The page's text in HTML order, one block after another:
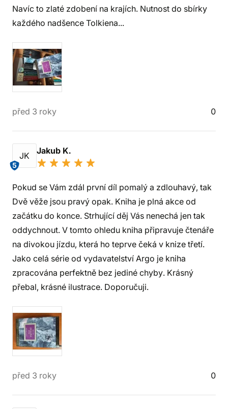
Navíc to zlaté zdobení na krajích. Nutnost do sbírky
každého nadšence Tolkiena...
před 3 roky 0
JK
5
Jakub K.
Pokud se Vám zdál první díl pomalý a zdlouhavý, tak
Dvě věže jsou pravý opak. Kniha je plná akce od
začátku do konce. Strhující děj Vás nenechá jen tak
oddychnout. V tomto ohledu kniha připravuje čtenáře
na divokou jízdu, která ho teprve čeká v knize třetí.
Jako celá série od vydavatelství Argo je kniha
zpracována perfektně bez jediné chyby. Krásný
přebal, krásné ilustrace. Doporučuji.
před 3 roky 0